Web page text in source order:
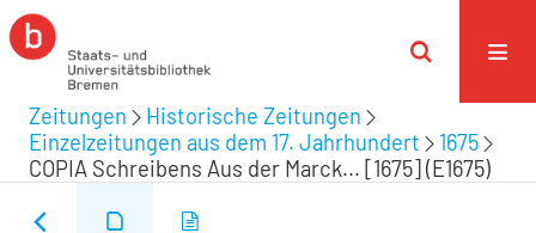
Zeitungen
Historische Zeitungen
Einzelzeitungen aus dem 17. Jahrhundert
1675
COPIA Schreibens Aus der Marck... [1675] (E1675)